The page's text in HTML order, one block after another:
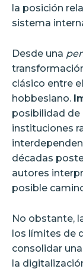
la posición
sistema
Desde una
clásico entre
hobbesiano.
posibilidad de
instituciones
décadas
autores
posible
No obstante,
los límites de
consolidar
la